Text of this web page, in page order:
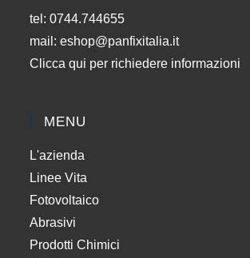
tel: 0744.744655
mail:eshop@panfixitalia.it
Clicca qui per richiedere informazioni
MENU
L'azienda
Linee Vita
Fotovoltaico
Abrasivi
Prodotti Chimici